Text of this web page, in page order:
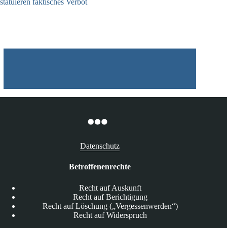
Datenschutz
Betroffenenrechte
Recht auf Auskunft
Recht auf Berichtigung
Recht auf Löschung („Vergessenwerden“)
Recht auf Widerspruch